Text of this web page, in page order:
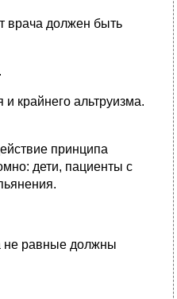
врача должен быть
крайнего альтруизма.
принципа
дети, пациенты с
не равные должны